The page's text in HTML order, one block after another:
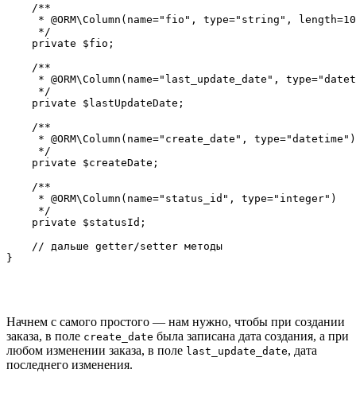
    /**
* @ORM\Column(name="fio", type="string",
     */
    private $fio;
    /**
* @ORM\Column(name="last_update_date",
     */
    private $lastUpdateDate;
    /**
     * @ORM\Column(name="create_date", type="datetime")
     */
    private $createDate;
    /**
     * @ORM\Column(name="status_id", type="integer")
     */
    private $statusId;
    // дальше getter/setter методы
}
Начнем с самого простого — нам нужно, чтобы при создании
заказа, в поле create_date была записана дата создания, а при
любом изменении заказа, в поле last_update_date, дата
последнего изменения.